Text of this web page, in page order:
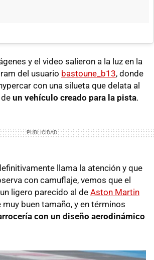
y el video salieron a la luz en la
del usuario bastoune_b13, donde
con una silueta que delata al
un vehículo creado para la pista.
llama la atención y que
con camuflaje, vemos que el
ligero parecido al de Aston Martin
muy buen tamaño, y en términos
con un diseño aerodinámico